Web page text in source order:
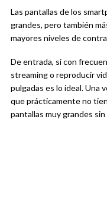
Las pantallas de los
grandes, pero también
mayores niveles de
De entrada, si con
streaming o reproducir
pulgadas es lo ideal. Una
que prácticamente no
pantallas muy grandes